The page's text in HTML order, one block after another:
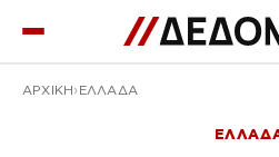
ΑΡΧΙΚΉ ΕΛΛΑΔΑ